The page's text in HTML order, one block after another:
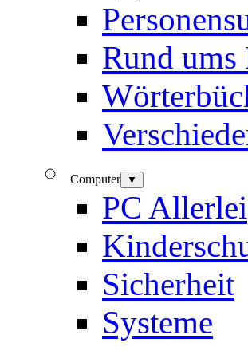
Rund ums
Computer ▼
PC Allerlei
Sicherheit
Systeme